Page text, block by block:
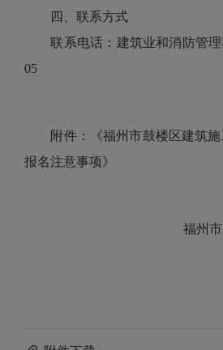
四、联系方式
联系电话：建筑业和消防管理
05
附件：《福州市鼓楼区建筑施
报名注意事项》
福州市